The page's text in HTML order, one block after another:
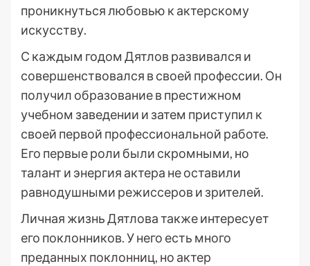
проникнуться любовью к актерскому
искусству.
С каждым годом Дятлов развивался и
совершенствовался в своей профессии. Он
получил образование в престижном
учебном заведении и затем приступил к
своей первой профессиональной работе.
Его первые роли были скромными, но
талант и энергия актера не оставили
равнодушными режиссеров и зрителей.
Личная жизнь Дятлова также интересует
его поклонников. У него есть много
преданных поклонниц, но актер